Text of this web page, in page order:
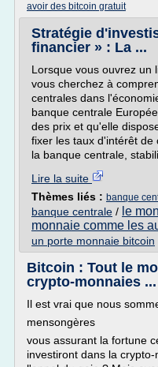
avoir des bitcoin gratuit
Stratégie
financier » : La ...
Lorsque vous ouvrez un
vous cherchez à
centrales dans
banque centrale
des prix et qu'elle
fixer les taux d'intérêt
la banque centrale,
Lire la suite
Thèmes liés : banque
banque centrale / le
monnaie comme les
un porte monnaie bitcoin
Bitcoin : Tout le
crypto-monnaies ...
Il est vrai que nous
mensongères
vous assurant la fortune
investiront dans la